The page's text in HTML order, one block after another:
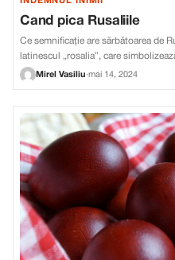
Cand pica Rusaliile
Ce semnificație are sărbătoarea de
latinescul „rosalia”, care
Mirel Vasiliu ·mai 14, 2024